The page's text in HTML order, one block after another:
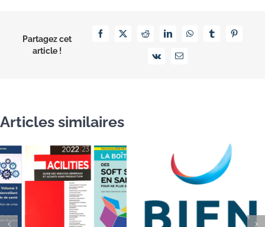
Partagez cet
article !
Facebook
X RedditLinkedInWhatsAppTumblrPinterest
Vk Email
Articles similaires